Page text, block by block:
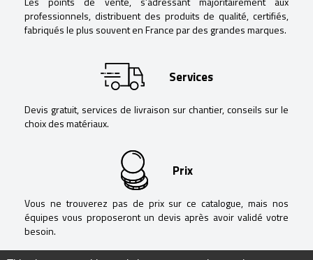
professionnels, distribuent des produits de qualité, certifiés,
fabriqués le plus souvent en France par des grandes marques.
Services
Devis gratuit, services de livraison sur chantier, conseils sur le
choix des matériaux.
Prix
Vous ne trouverez pas de prix sur ce catalogue, mais nos
équipes vous proposeront un devis après avoir validé votre
besoin.